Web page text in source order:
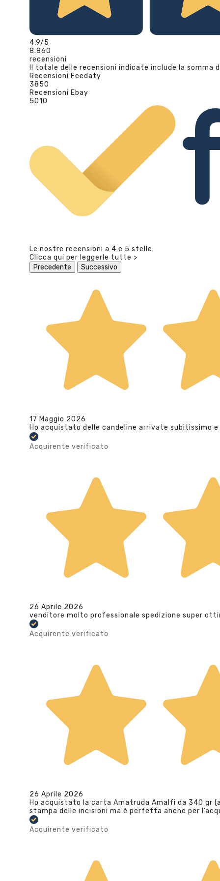
4,9/5
8.860
recensioni
Il totale delle recensioni indicate include la somma
Recensioni Feedaty
3850
Recensioni Ebay
5010
Le nostre recensioni a 4 e 5 stelle.
Clicca qui per leggerle tutte >
Precedente
Successivo
17 Maggio 2026
Ho acquistato delle candeline arrivate subitissimo
Acquirente verificato
26 Aprile 2026
venditore molto professionale spedizione super
Acquirente verificato
26 Aprile 2026
Ho acquistato la carta Amatruda Amalfi da 340 gr
stampa delle incisioni ma è perfetta anche per
Acquirente verificato